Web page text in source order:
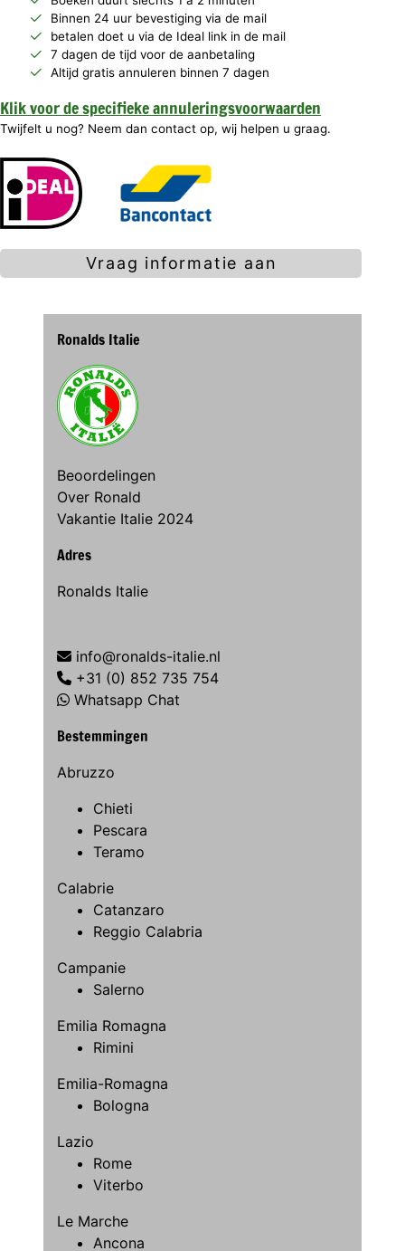
Binnen 24 uur bevestiging via de mail
betalen doet u via de Ideal link in de mail
7 dagen de tijd voor de aanbetaling
Altijd gratis annuleren binnen 7 dagen
Klik voor de specifieke annuleringsvoorwaarden
Twijfelt u nog? Neem dan contact op, wij helpen u graag.
Vraag informatie aan
Ronalds Italie
Beoordelingen
Over Ronald
Vakantie Italie 2024
Adres
Ronalds Italie
info@ronalds-italie.nl
+31 (0) 852 735 754
Whatsapp Chat
Bestemmingen
Abruzzo
Chieti
Pescara
Teramo
Calabrie
Catanzaro
Reggio Calabria
Campanie
Salerno
Emilia Romagna
Rimini
Emilia-Romagna
Bologna
Lazio
Rome
Viterbo
Le Marche
Ancona